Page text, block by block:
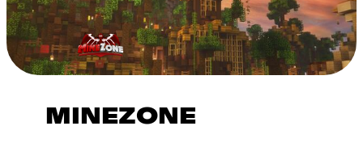
MINEZONE